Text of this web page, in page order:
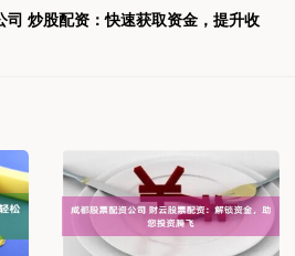
司 炒股配资：快速获取资金，提升收